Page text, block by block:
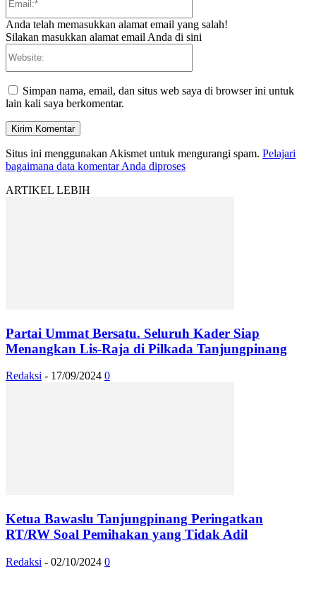
Anda telah memasukkan alamat email yang salah!
Silakan masukkan alamat email Anda di sini
Simpan nama, email, dan situs web saya di browser ini untuk
lain kali saya berkomentar.
Situs ini menggunakan Akismet untuk mengurangi spam. Pelajari
bagaimana data komentar Anda diproses
ARTIKEL LEBIH
Partai Ummat Bersatu. Seluruh Kader Siap
Menangkan Lis-Raja di Pilkada Tanjungpinang
Redaksi - 17/09/2024 0
Ketua Bawaslu Tanjungpinang Peringatkan
RT/RW Soal Pemihakan yang Tidak Adil
Redaksi - 02/10/2024 0